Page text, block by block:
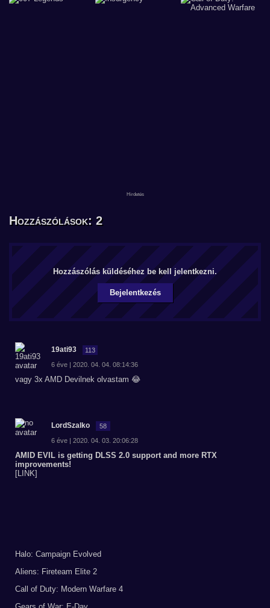
Hozzászólások: 2
Hozzászólás küldéséhez be kell jelentkezni.
Bejelentkezés
19ati93 113
6 éve | 2020. 04. 04. 08:14:36
vagy 3x AMD Devilnek olvastam 😂
LordSzalko 58
6 éve | 2020. 04. 03. 20:06:28
AMID EVIL is getting DLSS 2.0 support and more RTX
improvements!
[LINK]
Halo: Campaign Evolved
Aliens: Fireteam Elite 2
Call of Duty: Modern Warfare 4